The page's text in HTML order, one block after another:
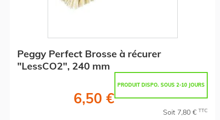
Peggy Perfect Brosse à récurer
"LessCO2", 240 mm
PRODUIT DISPO. SOUS 2-10 JOURS
6,50 €
Soit 7,80 € TTC